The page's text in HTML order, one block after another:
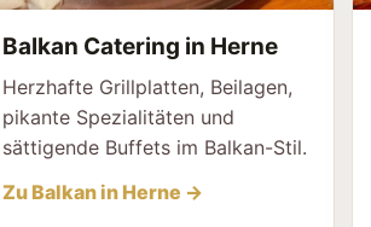
Balkan Catering in Herne
Herzhafte Grillplatten, Beilagen,
pikante Spezialitäten und
sättigende Buffets im Balkan-Stil.
Zu Balkan in Herne →